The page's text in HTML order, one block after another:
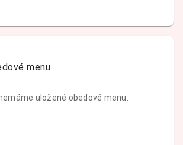
menu
uložené obedové menu.